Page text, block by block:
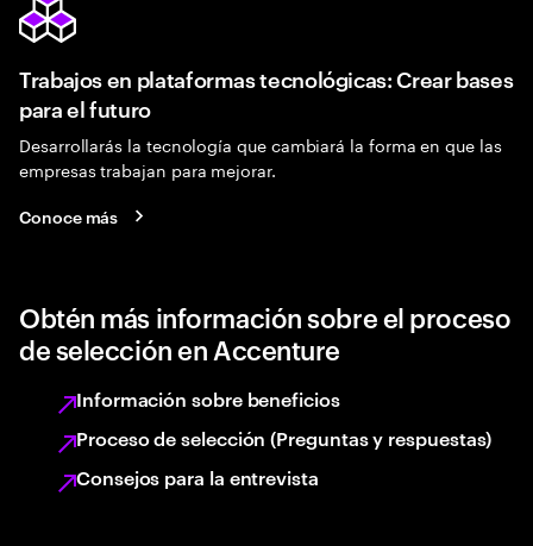
Trabajos en plataformas tecnológicas: Crear bases
para el futuro
Desarrollarás la tecnología que cambiará la forma en que las
empresas trabajan para mejorar.
Conoce más
Obtén más información sobre el proceso
de selección en Accenture
Información sobre beneficios
Proceso de selección (Preguntas y respuestas)
Consejos para la entrevista